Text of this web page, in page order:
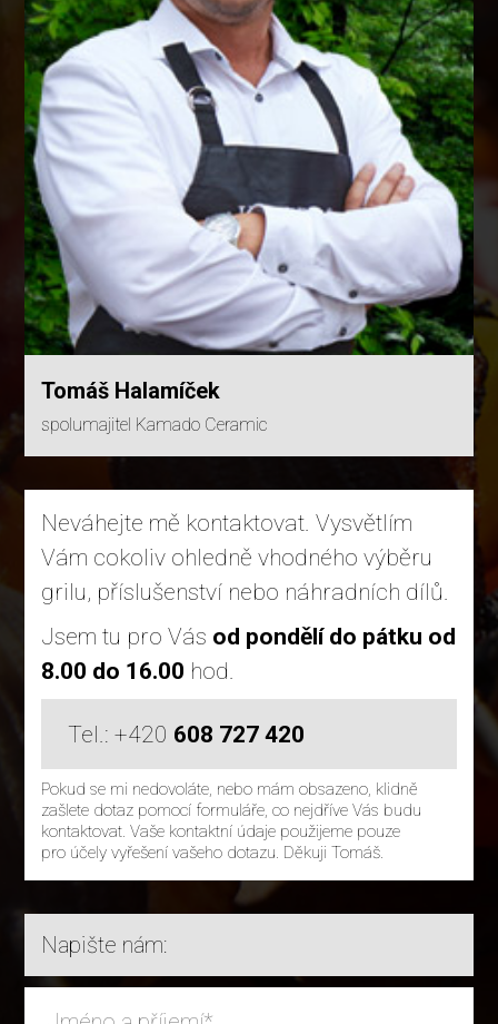
Tomáš Halamíček
spolumajitel Kamado Ceramic
Neváhejte mě kontaktovat. Vysvětlím
Vám cokoliv ohledně vhodného výběru
grilu, příslušenství nebo náhradních dílů.
Jsem tu pro Vás od pondělí do pátku od
8.00 do 16.00 hod.
Tel.: +420 608 727 420
Pokud se mi nedovoláte, nebo mám obsazeno, klidně
zašlete dotaz pomocí formuláře, co nejdříve Vás budu
kontaktovat. Vaše kontaktní údaje použijeme pouze
pro účely vyřešení vašeho dotazu. Děkuji Tomáš.
Napište nám: